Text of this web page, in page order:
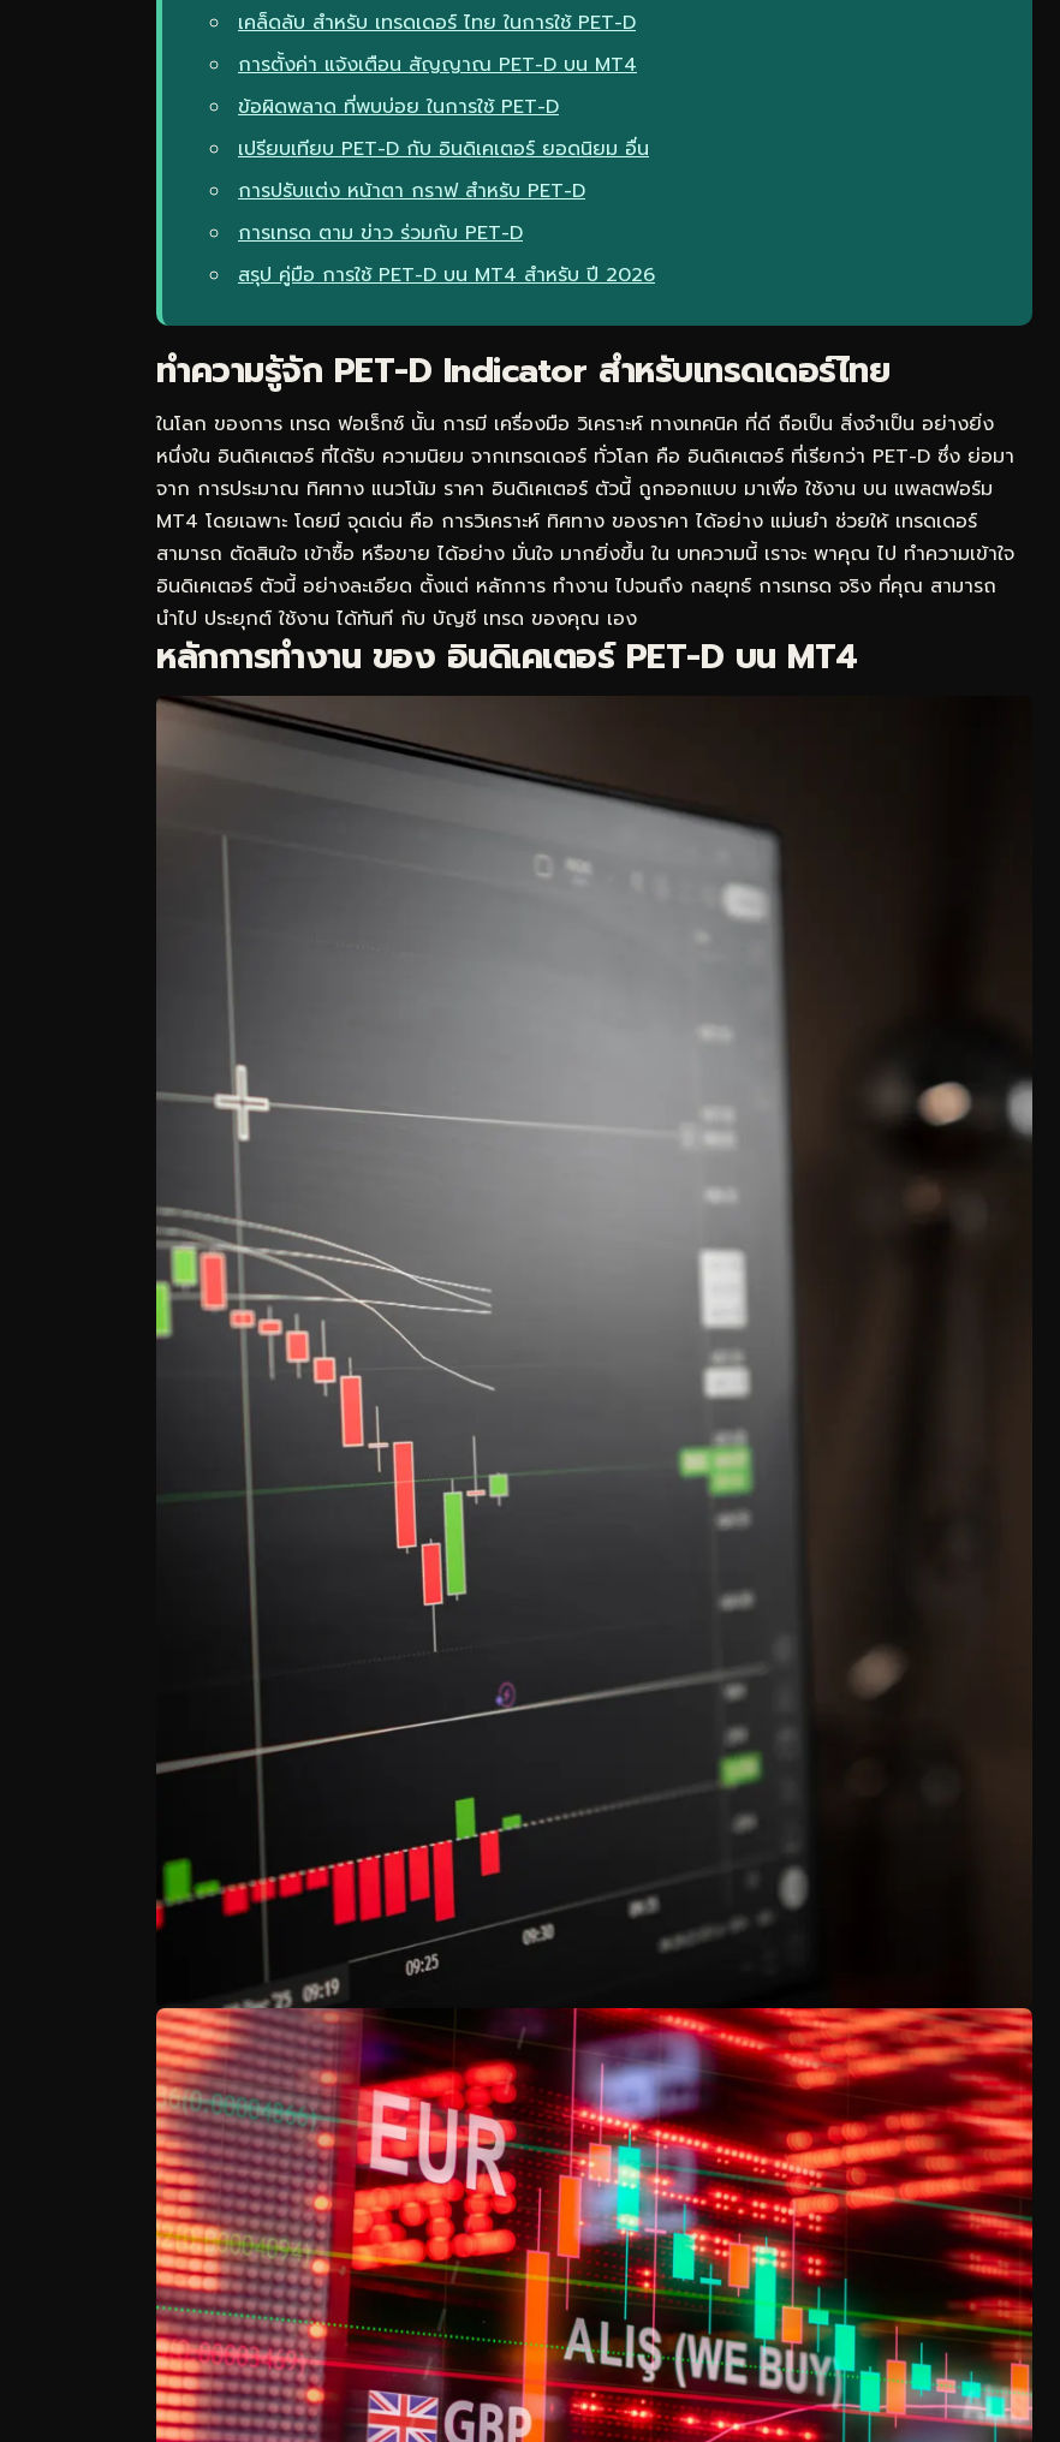
เคล็ดลับ สำหรับ เทรดเดอร์ ไทย ในการใช้ PET-D
การตั้งค่า แจ้งเตือน สัญญาณ PET-D บน MT4
ข้อผิดพลาด ที่พบบ่อย ในการใช้ PET-D
เปรียบเทียบ PET-D กับ อินดิเคเตอร์ ยอดนิยม อื่น
การปรับแต่ง หน้าตา กราฟ สำหรับ PET-D
การเทรด ตาม ข่าว ร่วมกับ PET-D
สรุป คู่มือ การใช้ PET-D บน MT4 สำหรับ ปี 2026
ทำความรู้จัก PET-D Indicator สำหรับเทรดเดอร์ไทย
ในโลก ของการ เทรด ฟอเร็กซ์ นั้น การมี เครื่องมือ วิเคราะห์ ทางเทคนิค ที่ดี ถือเป็น สิ่งจำเป็น อย่างยิ่ง
หนึ่งใน อินดิเคเตอร์ ที่ได้รับ ความนิยม จากเทรดเดอร์ ทั่วโลก คือ อินดิเคเตอร์ ที่เรียกว่า PET-D ซึ่ง ย่อมา
จาก การประมาณ ทิศทาง แนวโน้ม ราคา อินดิเคเตอร์ ตัวนี้ ถูกออกแบบ มาเพื่อ ใช้งาน บน แพลตฟอร์ม
MT4 โดยเฉพาะ โดยมี จุดเด่น คือ การวิเคราะห์ ทิศทาง ของราคา ได้อย่าง แม่นยำ ช่วยให้ เทรดเดอร์
สามารถ ตัดสินใจ เข้าซื้อ หรือขาย ได้อย่าง มั่นใจ มากยิ่งขึ้น ใน บทความนี้ เราจะ พาคุณ ไป ทำความเข้าใจ
อินดิเคเตอร์ ตัวนี้ อย่างละเอียด ตั้งแต่ หลักการ ทำงาน ไปจนถึง กลยุทธ์ การเทรด จริง ที่คุณ สามารถ
นำไป ประยุกต์ ใช้งาน ได้ทันที กับ บัญชี เทรด ของคุณ เอง
หลักการทำงาน ของ อินดิเคเตอร์ PET-D บน MT4